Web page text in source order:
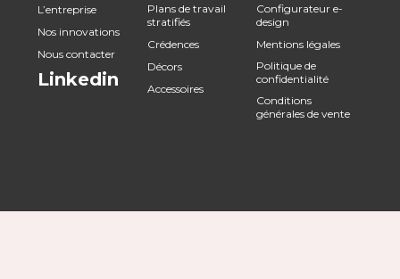
L’entreprise
Nos innovations
Nous contacter
Linkedin
Plans de travail
stratifiés
Crédences
Décors
Accessoires
Configurateur e-
design
Mentions légales
Politique de
confidentialité
Conditions
générales de vente